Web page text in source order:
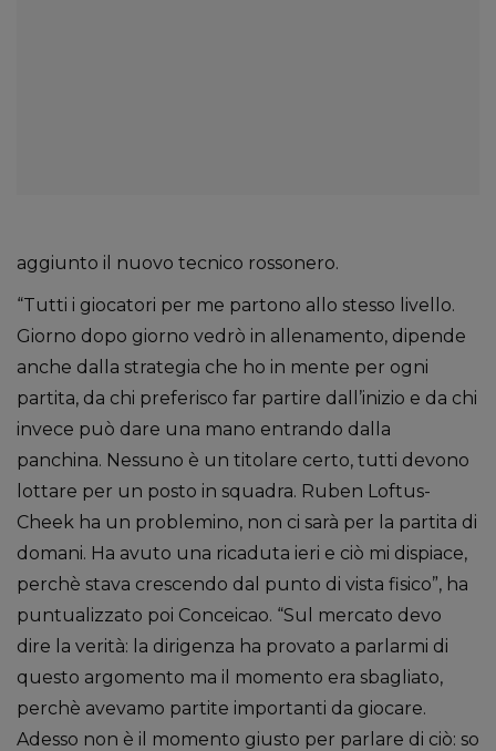
aggiunto il nuovo tecnico rossonero.
“Tutti i giocatori per me partono allo stesso livello.
Giorno dopo giorno vedrò in allenamento, dipende
anche dalla strategia che ho in mente per ogni
partita, da chi preferisco far partire dall’inizio e da chi
invece può dare una mano entrando dalla
panchina. Nessuno è un titolare certo, tutti devono
lottare per un posto in squadra. Ruben Loftus-
Cheek ha un problemino, non ci sarà per la partita di
domani. Ha avuto una ricaduta ieri e ciò mi dispiace,
perchè stava crescendo dal punto di vista fisico”, ha
puntualizzato poi Conceicao. “Sul mercato devo
dire la verità: la dirigenza ha provato a parlarmi di
questo argomento ma il momento era sbagliato,
perchè avevamo partite importanti da giocare.
Adesso non è il momento giusto per parlare di ciò: so